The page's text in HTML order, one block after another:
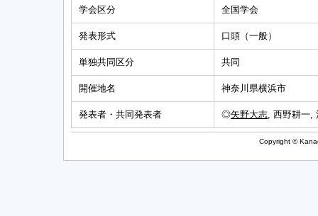
学会区分 全国学会
発表形式 口頭（一般）
単独共同区分 共同
開催地名 神奈川県横浜市
発表者・共同発表者 ◎矢野大志, 西野耕一,
Copyright ©